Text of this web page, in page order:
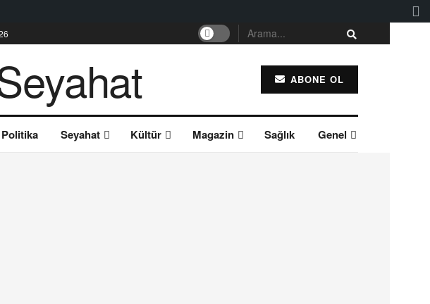
ABONE OL
Politika Seyahat Kültür Magazin Sağlık Genel